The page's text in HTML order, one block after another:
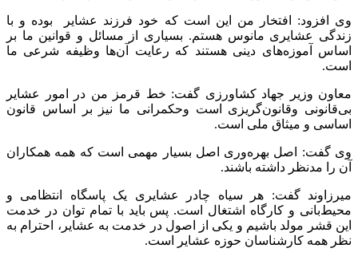
وی افزود: افتخار من این است که خود فرزند عشایر بوده و با
زندگی عشایری مانوس هستم. بسیاری از مسائل و قوانین ما بر
اساس آموزه‌های دینی هستند که رعایت آن‌ها وظیفه شرعی ما
است.
معاون وزیر جهاد کشاورزی گفت: خط قرمز من در امور عشایر
بی‌قانونی وقانون‌گریزی است وحکمرانی ما نیز بر اساس قانون
اساسی و میثاق ملی است.
وی گفت: اصل بهره‌وری اصل بسیار مهمی است که همه همکاران
آن را مدنظر داشته باشند.
میرزاوند گفت: هر سیاه چادر عشایری یک پاسگاه انتظامی و
محیط‌بانی و کارگاه اشتغال است. پس باید با تمام توان در خدمت
این قشر مولد باشیم و یکی از اصول در خدمت به عشایر، احترام به
نظر همه کارشناسان حوزه عشایر است.